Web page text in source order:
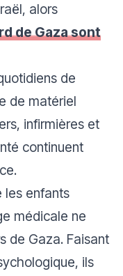
alors
de Gaza sont
de
de matériel
infirmières et
continuent
les enfants
médicale ne
de Gaza. Faisant
ils